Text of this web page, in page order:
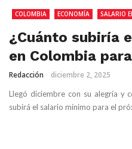
COLOMBIA ECONOMÍA SALARIO
¿Cuánto subiría
en Colombia
Redacción diciembre 2, 2025
Llegó diciembre con su alegría y
subirá el salario mínimo para el